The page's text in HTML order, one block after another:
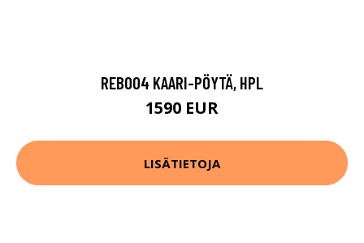
REB004 KAARI-PÖYTÄ, HPL
1590 EUR
LISÄTIETOJA